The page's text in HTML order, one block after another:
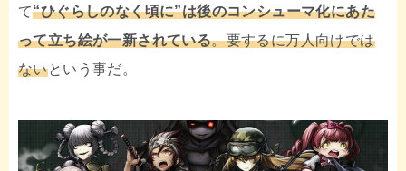
て“ひぐらしのなく頃に”は後のコンシューマ化にあた
って立ち絵が一新されている。要するに万人向けでは
ないという事だ。